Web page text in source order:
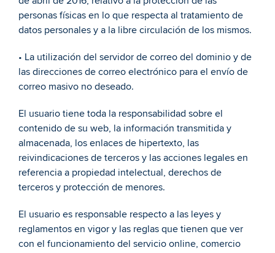
personas físicas en lo que respecta al tratamiento de
datos personales y a la libre circulación de los mismos.
• La utilización del servidor de correo del dominio y de
las direcciones de correo electrónico para el envío de
correo masivo no deseado.
El usuario tiene toda la responsabilidad sobre el
contenido de su web, la información transmitida y
almacenada, los enlaces de hipertexto, las
reivindicaciones de terceros y las acciones legales en
referencia a propiedad intelectual, derechos de
terceros y protección de menores.
El usuario es responsable respecto a las leyes y
reglamentos en vigor y las reglas que tienen que ver
con el funcionamiento del servicio online, comercio